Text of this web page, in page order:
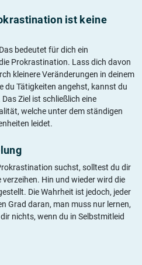
ist keine
bedeutet für dich ein
Prokrastination. Lass dich davon
kleinere Veränderungen in deinem
du Tätigkeiten angehst, kannst du
Ziel ist schließlich eine
welche unter dem ständigen
leidet.
suchst, solltest du dir
Hin und wieder wird die
Die Wahrheit ist jedoch, jeder
Grad daran, man muss nur lernen,
nichts, wenn du in Selbstmitleid